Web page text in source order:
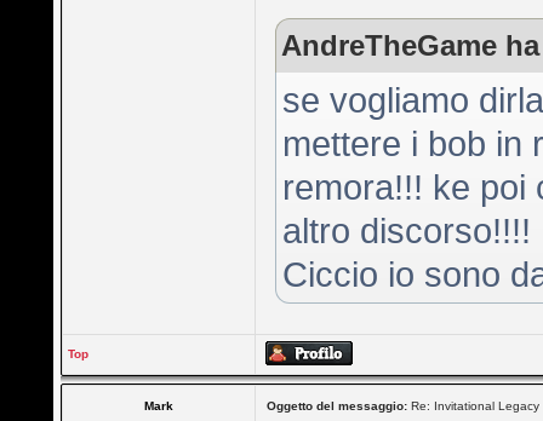
AndreTheGame
se vogliamo
mettere i bob in
remora!!! ke poi
altro discorso!!!!
Ciccio io sono
Top
Mark Oggetto del messaggio: Re: Invitational Legacy